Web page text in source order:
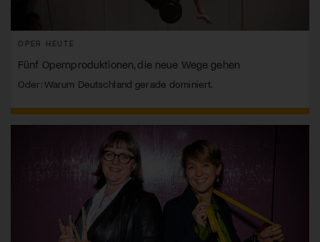
OPER HEUTE
Fünf Opernproduktionen, die neue Wege gehen
Oder: Warum Deutschland gerade dominiert.